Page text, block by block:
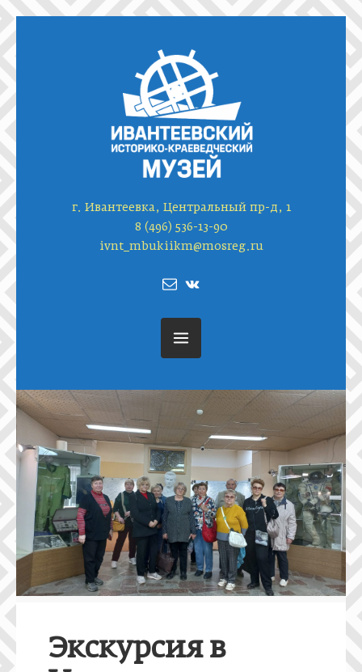
г. Ивантеевка, Центральный пр-д, 1
8 (496) 536-13-90
ivnt_mbukiikm@mosreg.ru
Экскурсия в